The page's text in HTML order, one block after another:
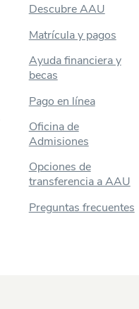
Descubre AAU
Matrícula y pagos
Ayuda financiera y
becas
Pago en línea
Oficina de
Admisiones
Opciones de
transferencia a AAU
Preguntas frecuentes